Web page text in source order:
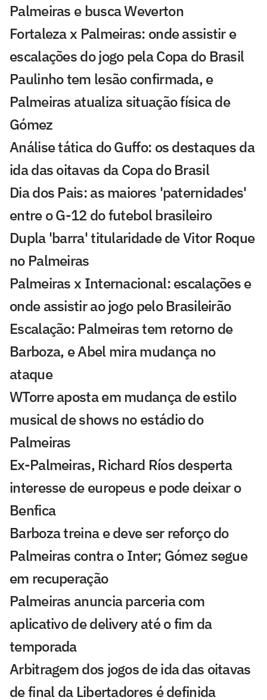
Palmeiras e busca Weverton
Fortaleza x Palmeiras: onde assistir e
escalações do jogo pela Copa do Brasil
Paulinho tem lesão confirmada, e
Palmeiras atualiza situação física de
Gómez
Análise tática do Guffo: os destaques da
ida das oitavas da Copa do Brasil
Dia dos Pais: as maiores 'paternidades'
entre o G-12 do futebol brasileiro
Dupla 'barra' titularidade de Vitor Roque
no Palmeiras
Palmeiras x Internacional: escalações e
onde assistir ao jogo pelo Brasileirão
Escalação: Palmeiras tem retorno de
Barboza, e Abel mira mudança no
ataque
WTorre aposta em mudança de estilo
musical de shows no estádio do
Palmeiras
Ex-Palmeiras, Richard Ríos desperta
interesse de europeus e pode deixar o
Benfica
Barboza treina e deve ser reforço do
Palmeiras contra o Inter; Gómez segue
em recuperação
Palmeiras anuncia parceria com
aplicativo de delivery até o fim da
temporada
Arbitragem dos jogos de ida das oitavas
de final da Libertadores é definida